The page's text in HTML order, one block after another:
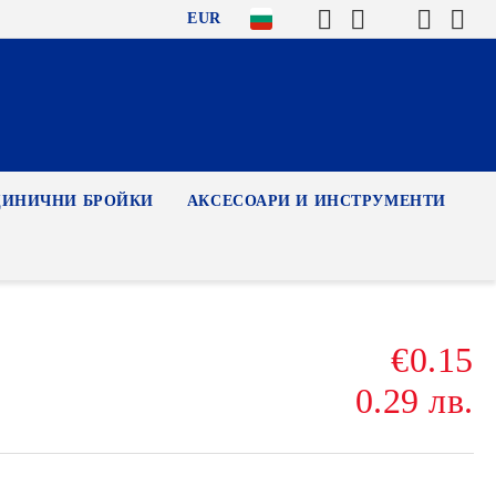
EUR
БРОЙКИ АКСЕСОАРИ И ИНСТРУМЕНТИ
€0.15
0.29 лв.